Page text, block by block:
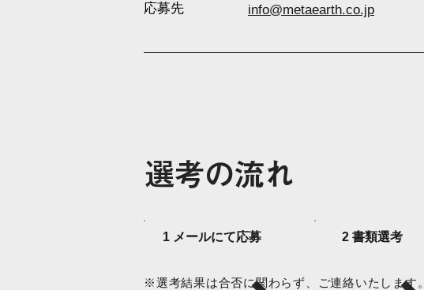
応募先 info@metaearth.co.jp
選考の流れ
1 メールにて応募 2 書類選考
※選考結果は合否に関わらず、ご連絡いたします。